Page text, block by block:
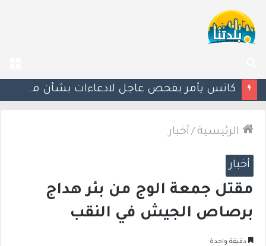
عن
إستعدوا : موجة حر جديدة تضرب البلاد
الرئيسية / أخبار
أخبار
مقتل جمعة الوج من بئر هداج
برصاص الجيش في النقب
دقيقة واحدة